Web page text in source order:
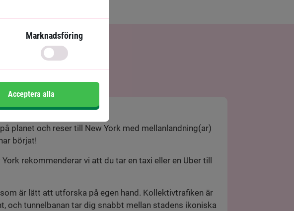
resan
till New York
planet och reser till New York med mellanlandning(ar)
börjat!
rekommenderar vi att du tar en taxi eller en Uber till
är lätt att utforska på egen hand. Kollektivtrafiken är
och tunnelbanan tar dig snabbt mellan stadens ikoniska
Marknadsföring
Acceptera alla